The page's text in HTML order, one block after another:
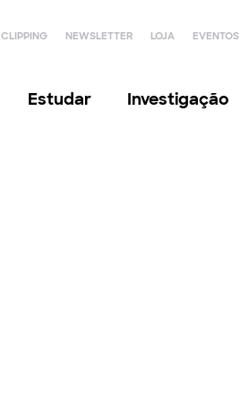
CLIPPING NEWSLETTER LOJA EVENTOS
Estudar Investigação